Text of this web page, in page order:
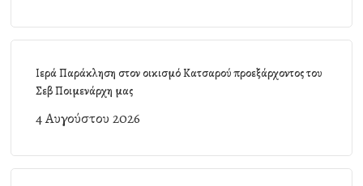
Ιερά Παράκληση στον οικισμό Κατσαρού προεξάρχοντος του
Σεβ Ποιμενάρχη μας
4 Αυγούστου 2026